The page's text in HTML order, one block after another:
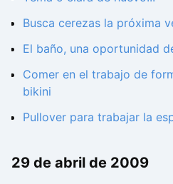
Busca cerezas la próxima
El baño, una oportunidad
Comer en el trabajo de
bikini
Pullover para trabajar la
29 de abril de 2009